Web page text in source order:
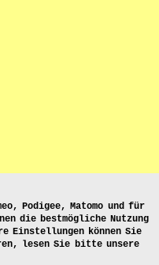
Podigee, Matomo und für
die bestmögliche Nutzung
Einstellungen können Sie
lesen Sie bitte unsere